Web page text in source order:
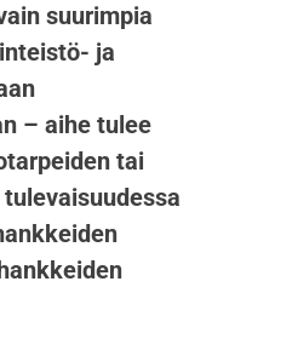
suurimpia
ja
– aihe tulee
tai